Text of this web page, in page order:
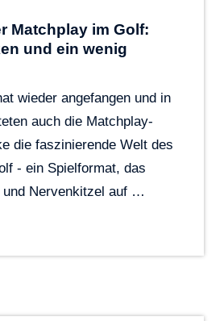
Matchplay im Golf:
und ein wenig
wieder angefangen und in
auch die Matchplay-
die faszinierende Welt des
- ein Spielformat, das
und Nervenkitzel auf …